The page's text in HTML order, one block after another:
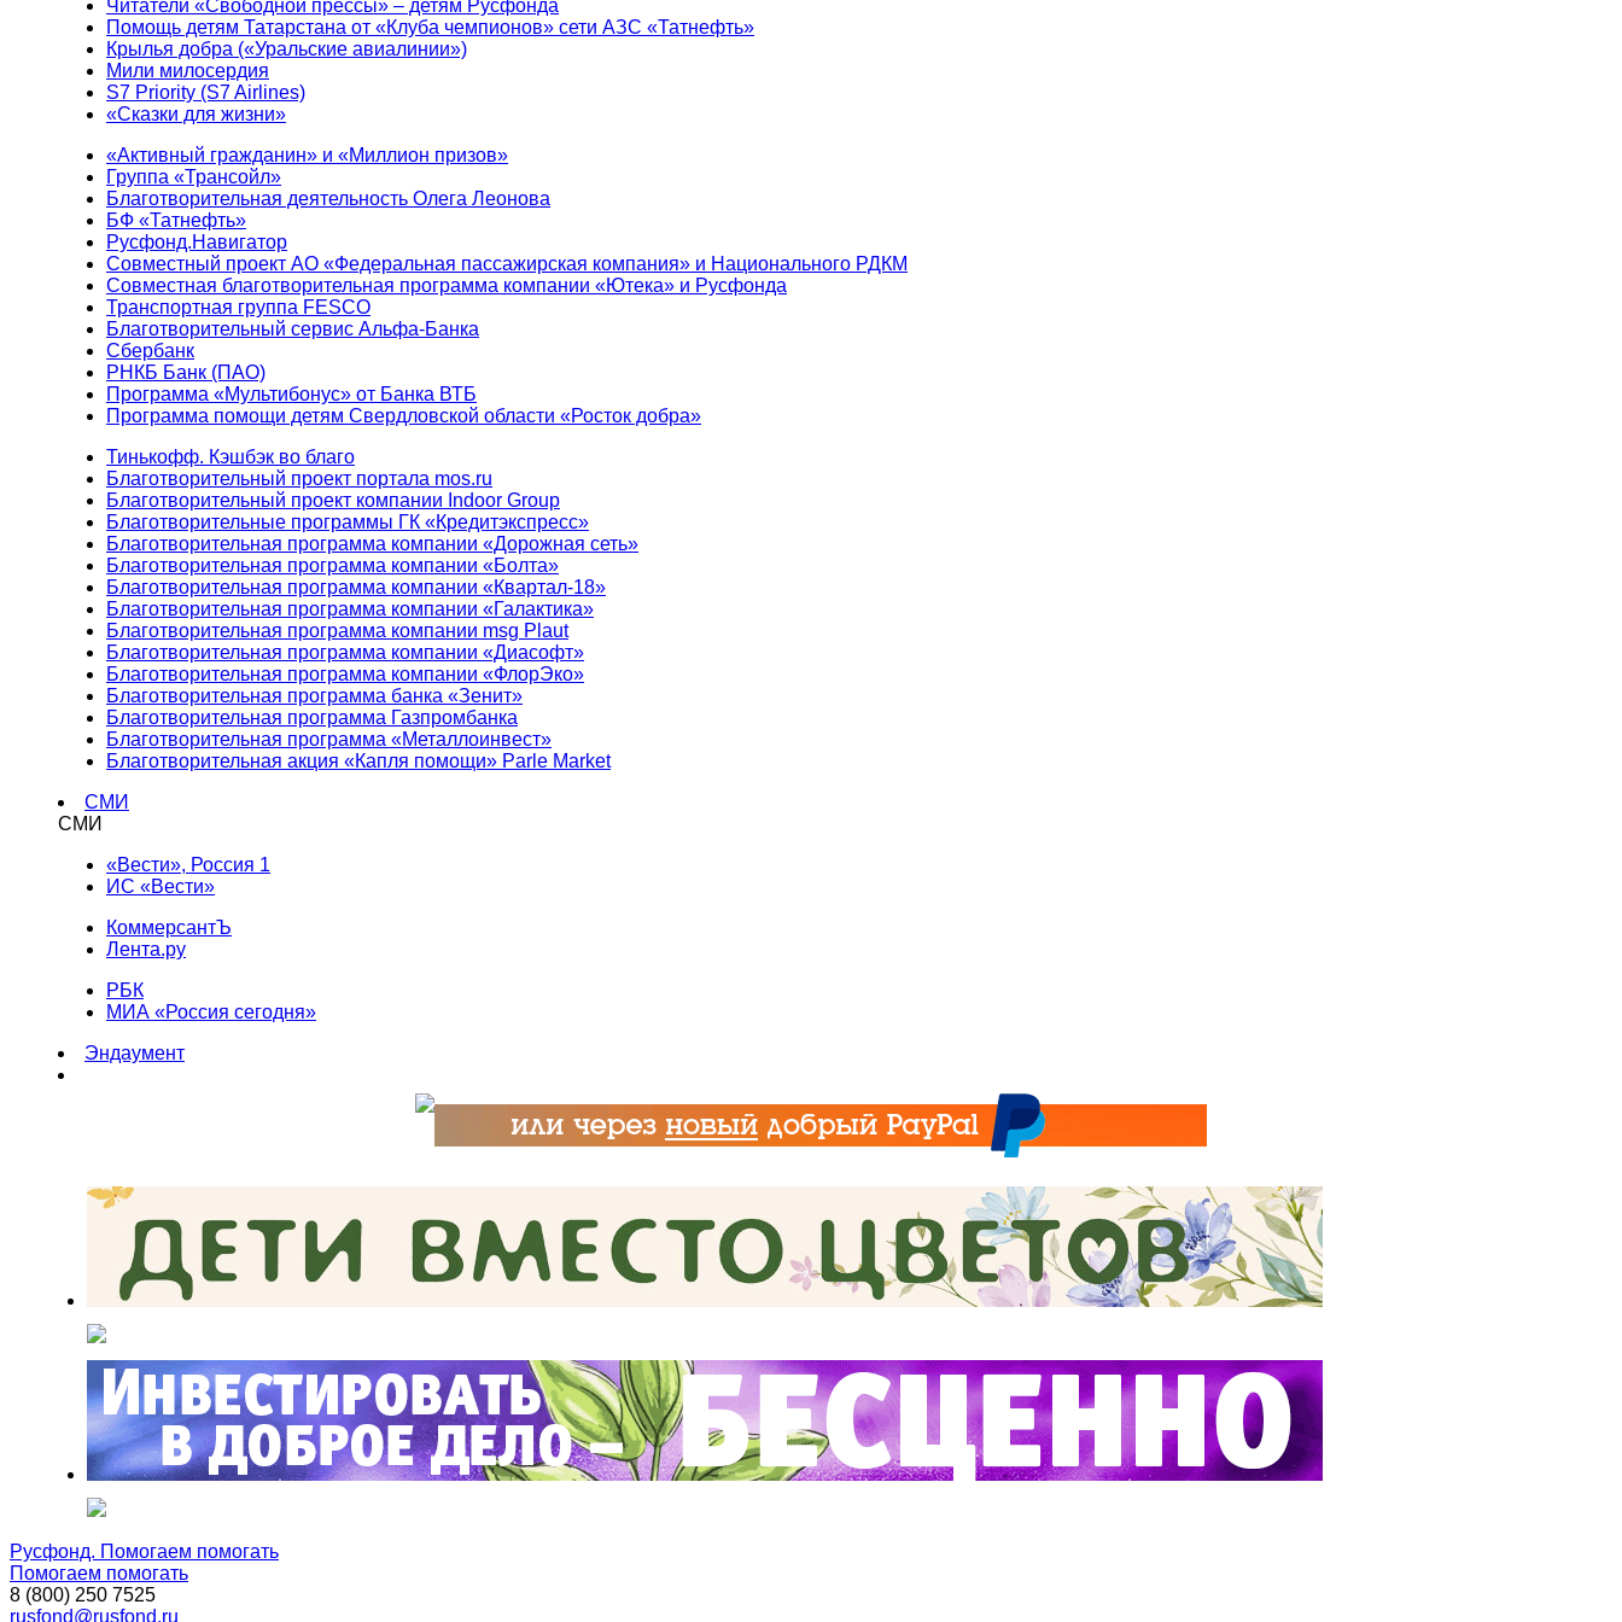
Читатели «Свободной прессы» – детям Русфонда
Помощь детям Татарстана от «Клуба чемпионов» сети АЗС «Татнефть»
Крылья добра («Уральские авиалинии»)
Мили милосердия
S7 Priority (S7 Airlines)
«Сказки для жизни»
«Активный гражданин» и «Миллион призов»
Группа «Трансойл»
Благотворительная деятельность Олега Леонова
БФ «Татнефть»
Русфонд.Навигатор
Совместный проект АО «Федеральная пассажирская компания» и Национального РДКМ
Совместная благотворительная программа компании «Ютека» и Русфонда
Транспортная группа FESCO
Благотворительный сервис Альфа-Банка
Сбербанк
РНКБ Банк (ПАО)
Программа «Мультибонус» от Банка ВТБ
Программа помощи детям Свердловской области «Росток добра»
Тинькофф. Кэшбэк во благо
Благотворительный проект портала mos.ru
Благотворительный проект компании Indoor Group
Благотворительные программы ГК «Кредитэкспресс»
Благотворительная программа компании «Дорожная сеть»
Благотворительная программа компании «Болта»
Благотворительная программа компании «Квартал-18»
Благотворительная программа компании «Галактика»
Благотворительная программа компании msg Plaut
Благотворительная программа компании «Диасофт»
Благотворительная программа компании «ФлорЭко»
Благотворительная программа банка «Зенит»
Благотворительная программа Газпромбанка
Благотворительная программа «Металлоинвест»
Благотворительная акция «Капля помощи» Parle Market
СМИ
СМИ
«Вести», Россия 1
ИС «Вести»
КоммерсантЪ
Лента.ру
РБК
МИА «Россия сегодня»
Эндаумент
Русфонд. Помогаем помогать
Помогаем помогать
8 (800) 250 7525
rusfond@rusfond.ru